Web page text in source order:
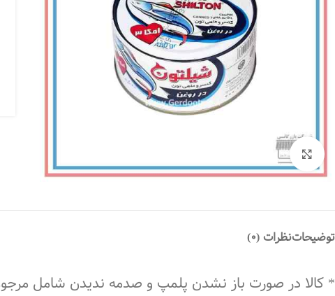
بزرگنمایی تصویر
توضیحاتنظرات (0)
* کالا در صورت باز نشدن پلمپ و صدمه ندیدن شامل